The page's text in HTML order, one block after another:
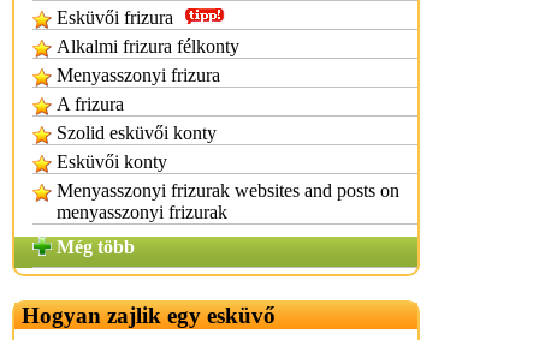
Esküvői frizura
Alkalmi frizura félkonty
Menyasszonyi frizura
A frizura
Szolid esküvői konty
Esküvői konty
Menyasszonyi frizurak websites and posts on
menyasszonyi frizurak
Még több
Hogyan zajlik egy esküvő